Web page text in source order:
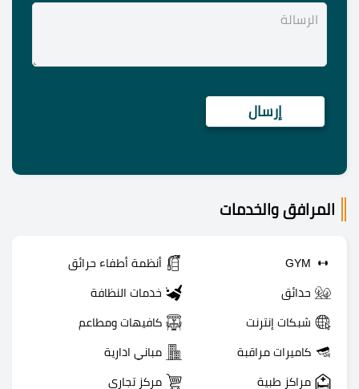
المرافق والخدمات
GYM أنظمة أطفاء حرائق
حدائق خدمات النظافة
شبكات إنترنت كافيهات ومطاعم
كاميرات مراقبة مباني ادارية
مراكز طبية مركز تجاري